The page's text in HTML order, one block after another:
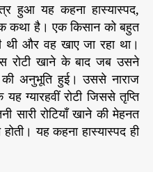
हुआ यह कहना हास्यास्पद,
है। एक किसान को बहुत
थी और वह खाए जा रहा था।
रोटी खाने के बाद जब उसने
की अनुभूति हुई। उससे नाराज
ग्यारहवीं रोटी जिससे तृप्ति
सारी रोटियाँ खाने की मेहनत
यह कहना हास्यास्पद ही